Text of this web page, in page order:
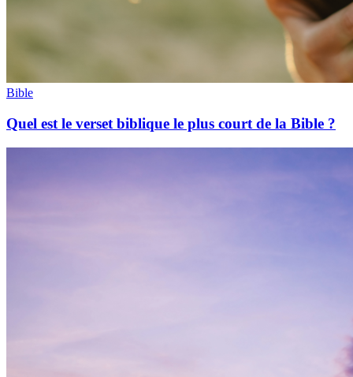
Bible
Quel est le verset biblique le plus court de la Bible ?